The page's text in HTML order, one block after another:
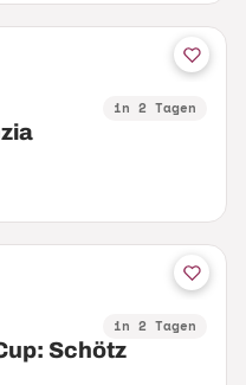
in 2 Tagen
in 2 Tagen
Schötz